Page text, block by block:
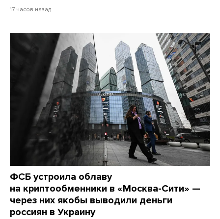
17 часов назад
ФСБ устроила облаву
на криптообменники в «Москва-Сити» —
через них якобы выводили деньги
россиян в Украину